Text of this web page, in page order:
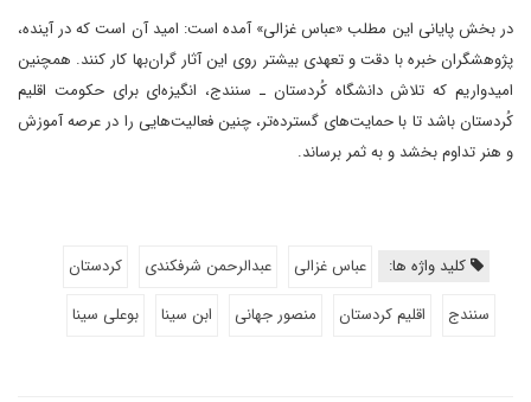
در بخش پایانی این مطلب «عباس غزالی» آمده است: امید آن است که در آینده،
پژوهشگران خبره با دقت و تعهدی بیشتر روی این آثار گران‌بها کار کنند. همچنین
امیدواریم که تلاش دانشگاه کُردستان ـ سنندج، انگیزه‌ای برای حکومت اقلیم
کُردستان باشد تا با حمایت‌های گسترده‌تر، چنین فعالیت‌هایی را در عرصه‌ آموزش
و هنر تداوم بخشد و به‌ ثمر برساند.
کلید واژه ها: عباس غزالی عبدالرحمن شرفکندی
کردستان
سنندج
اقلیم کردستان منصور جهانی ابن سینا بوعلی سینا